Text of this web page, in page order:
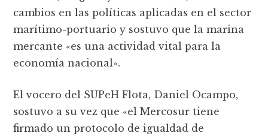
cambios en las polí­ticas aplicadas en el sector
marítimo-portuario y sostuvo que la marina
mercante «es una actividad vital para la
economí­a nacional».
El vocero del SUPeH Flota, Daniel Ocampo,
sostuvo a su vez que «el Mercosur tiene
firmado un protocolo de igualdad de